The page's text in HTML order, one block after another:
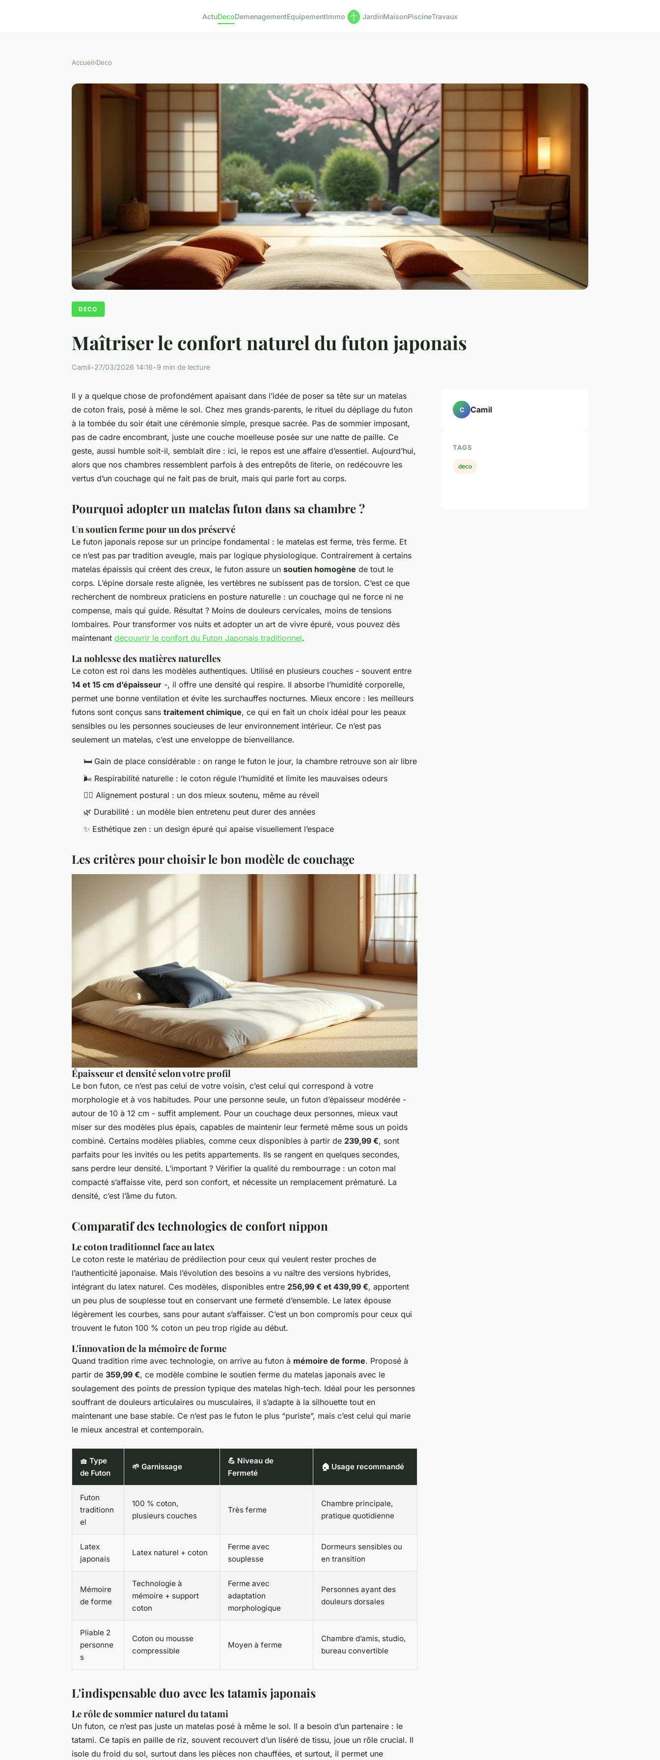
ActuDecoDemenagementEquipementImmo JardinMaisonPiscineTravaux
Accueil›Deco
DECO
Maîtriser le confort naturel du futon japonais
Camil•27/03/2026 14:16•9 min de lecture
Il y a quelque chose de profondément apaisant dans l’idée de poser sa tête sur un matelas
de coton frais, posé à même le sol. Chez mes grands-parents, le rituel du dépliage du futon
à la tombée du soir était une cérémonie simple, presque sacrée. Pas de sommier imposant,
pas de cadre encombrant, juste une couche moelleuse posée sur une natte de paille. Ce
geste, aussi humble soit-il, semblait dire : ici, le repos est une affaire d’essentiel. Aujourd’hui,
alors que nos chambres ressemblent parfois à des entrepôts de literie, on redécouvre les
vertus d’un couchage qui ne fait pas de bruit, mais qui parle fort au corps.
Pourquoi adopter un matelas futon dans sa chambre ?
Un soutien ferme pour un dos préservé
Le futon japonais repose sur un principe fondamental : le matelas est ferme, très ferme. Et
ce n’est pas par tradition aveugle, mais par logique physiologique. Contrairement à certains
matelas épaissis qui créent des creux, le futon assure un soutien homogène de tout le
corps. L’épine dorsale reste alignée, les vertèbres ne subissent pas de torsion. C’est ce que
recherchent de nombreux praticiens en posture naturelle : un couchage qui ne force ni ne
compense, mais qui guide. Résultat ? Moins de douleurs cervicales, moins de tensions
lombaires. Pour transformer vos nuits et adopter un art de vivre épuré, vous pouvez dès
maintenant découvrir le confort du Futon Japonais traditionnel.
La noblesse des matières naturelles
Le coton est roi dans les modèles authentiques. Utilisé en plusieurs couches - souvent entre
14 et 15 cm d’épaisseur -, il offre une densité qui respire. Il absorbe l’humidité corporelle,
permet une bonne ventilation et évite les surchauffes nocturnes. Mieux encore : les meilleurs
futons sont conçus sans traitement chimique, ce qui en fait un choix idéal pour les peaux
sensibles ou les personnes soucieuses de leur environnement intérieur. Ce n’est pas
seulement un matelas, c’est une enveloppe de bienveillance.
🛏️ Gain de place considérable : on range le futon le jour, la chambre retrouve son air libre
🌬️ Respirabilité naturelle : le coton régule l’humidité et limite les mauvaises odeurs
🧘‍♀️ Alignement postural : un dos mieux soutenu, même au réveil
🌿 Durabilité : un modèle bien entretenu peut durer des années
✨ Esthétique zen : un design épuré qui apaise visuellement l’espace
Les critères pour choisir le bon modèle de couchage
Épaisseur et densité selon votre profil
Le bon futon, ce n’est pas celui de votre voisin, c’est celui qui correspond à votre
morphologie et à vos habitudes. Pour une personne seule, un futon d’épaisseur modérée -
autour de 10 à 12 cm - suffit amplement. Pour un couchage deux personnes, mieux vaut
miser sur des modèles plus épais, capables de maintenir leur fermeté même sous un poids
combiné. Certains modèles pliables, comme ceux disponibles à partir de 239,99 €, sont
parfaits pour les invités ou les petits appartements. Ils se rangent en quelques secondes,
sans perdre leur densité. L’important ? Vérifier la qualité du rembourrage : un coton mal
compacté s’affaisse vite, perd son confort, et nécessite un remplacement prématuré. La
densité, c’est l’âme du futon.
Comparatif des technologies de confort nippon
Le coton traditionnel face au latex
Le coton reste le matériau de prédilection pour ceux qui veulent rester proches de
l’authenticité japonaise. Mais l’évolution des besoins a vu naître des versions hybrides,
intégrant du latex naturel. Ces modèles, disponibles entre 256,99 € et 439,99 €, apportent
un peu plus de souplesse tout en conservant une fermeté d’ensemble. Le latex épouse
légèrement les courbes, sans pour autant s’affaisser. C’est un bon compromis pour ceux qui
trouvent le futon 100 % coton un peu trop rigide au début.
L'innovation de la mémoire de forme
Quand tradition rime avec technologie, on arrive au futon à mémoire de forme. Proposé à
partir de 359,99 €, ce modèle combine le soutien ferme du matelas japonais avec le
soulagement des points de pression typique des matelas high-tech. Idéal pour les personnes
souffrant de douleurs articulaires ou musculaires, il s’adapte à la silhouette tout en
maintenant une base stable. Ce n’est pas le futon le plus “puriste”, mais c’est celui qui marie
le mieux ancestral et contemporain.
🧺 Type
de Futon
🌱 Garnissage
💪 Niveau de
Fermeté
🏠 Usage recommandé
Futon
traditionn
el
100 % coton,
plusieurs couches
Très ferme
Chambre principale,
pratique quotidienne
Latex
japonais
Latex naturel + coton
Ferme avec
souplesse
Dormeurs sensibles ou
en transition
Mémoire
de forme
Technologie à
mémoire + support
coton
Ferme avec
adaptation
morphologique
Personnes ayant des
douleurs dorsales
Pliable 2
personne
s
Coton ou mousse
compressible
Moyen à ferme
Chambre d’amis, studio,
bureau convertible
L'indispensable duo avec les tatamis japonais
Le rôle de sommier naturel du tatami
Un futon, ce n’est pas juste un matelas posé à même le sol. Il a besoin d’un partenaire : le
tatami. Ce tapis en paille de riz, souvent recouvert d’un liséré de tissu, joue un rôle crucial. Il
isole du froid du sol, surtout dans les pièces non chauffées, et surtout, il permet une
C Camil
TAGS
deco